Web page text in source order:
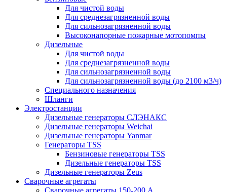
Для чистой воды
Для среднезагрязненной воды
Для сильнозагрязненной воды
Высоконапорные пожарные мотопомпы
Дизельные
Для чистой воды
Для среднезагрязненной воды
Для сильнозагрязненной воды
Для сильнозагрязненной воды (до 2100 м3/ч)
Специального назначения
Шланги
Электростанции
Дизельные генераторы СЛЭНАКС
Дизельные генераторы Weichai
Дизельные генераторы Yanmar
Генераторы TSS
Бензиновые генераторы TSS
Дизельные генераторы TSS
Дизельные генераторы Zeus
Сварочные агрегаты